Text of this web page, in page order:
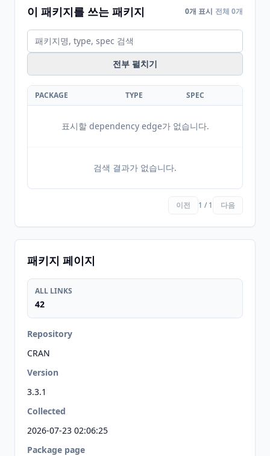
이 패키지를 쓰는 패키지 0개 표시 전체 0개
전부 펼치기
PACKAGE TYPE SPEC
표시할 dependency edge가 없습니다.
검색 결과가 없습니다.
이전 1 / 1 다음
패키지 페이지
ALL LINKS
42
Repository
CRAN
Version
3.3.1
Collected
2026-07-23 02:06:25
Package page